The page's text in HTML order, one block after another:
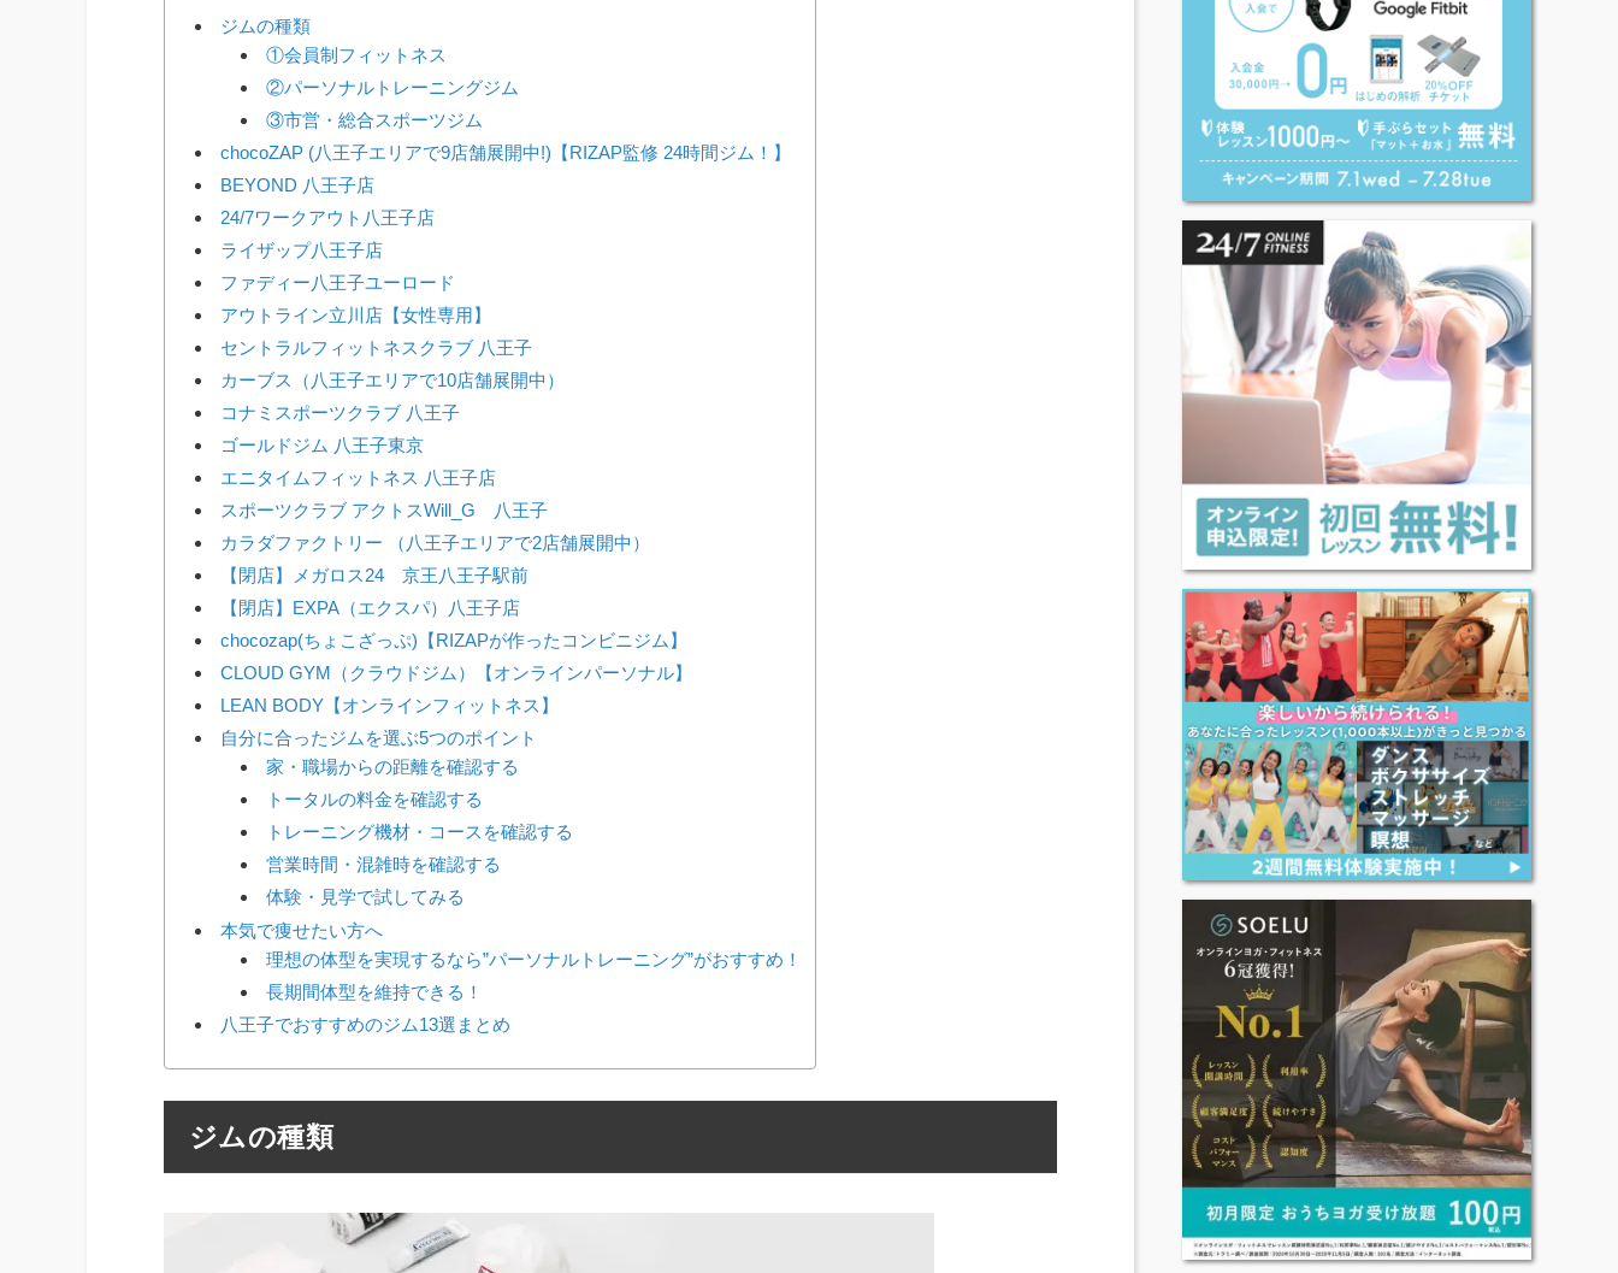
ジムの種類
①会員制フィットネス
②パーソナルトレーニングジム
③市営・総合スポーツジム
chocoZAP (八王子エリアで9店舗展開中!)【RIZAP監修 24時間ジム！】
BEYOND 八王子店
24/7ワークアウト八王子店
ライザップ八王子店
ファディー八王子ユーロード
アウトライン立川店【女性専用】
セントラルフィットネスクラブ 八王子
カーブス（八王子エリアで10店舗展開中）
コナミスポーツクラブ 八王子
ゴールドジム 八王子東京
エニタイムフィットネス 八王子店
スポーツクラブ アクトスWill_G 八王子
カラダファクトリー （八王子エリアで2店舗展開中）
【閉店】メガロス24 京王八王子駅前
【閉店】EXPA（エクスパ）八王子店
chocozap(ちょこざっぷ)【RIZAPが作ったコンビニジム】
CLOUD GYM（クラウドジム）【オンラインパーソナル】
LEAN BODY【オンラインフィットネス】
自分に合ったジムを選ぶ5つのポイント
家・職場からの距離を確認する
トータルの料金を確認する
トレーニング機材・コースを確認する
営業時間・混雑時を確認する
体験・見学で試してみる
本気で痩せたい方へ
理想の体型を実現するなら”パーソナルトレーニング”がおすすめ！
長期間体型を維持できる！
八王子でおすすめのジム13選まとめ
ジムの種類